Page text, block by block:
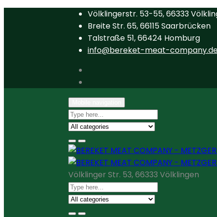
Völklingerstr. 53-55, 66333
Breite Str. 65, 66115 Saarbrücken
Talstraße 51, 66424 Homburg
info@bereket-meat-
Völklinger Str. 53, 66333 Völklingen